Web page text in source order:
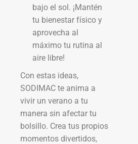
bajo el sol. ¡Mantén
tu bienestar físico y
aprovecha al
máximo tu rutina al
aire libre!
Con estas ideas,
SODIMAC te anima a
vivir un verano a tu
manera sin afectar tu
bolsillo. Crea tus propios
momentos divertidos,